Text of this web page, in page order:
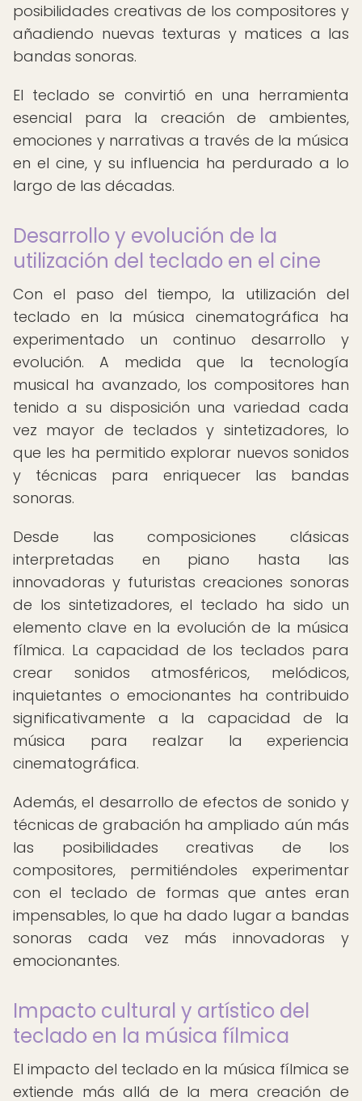
posibilidades creativas de los compositores y
añadiendo nuevas texturas y matices a las
bandas sonoras.
El teclado se convirtió en una herramienta
esencial para la creación de ambientes,
emociones y narrativas a través de la música
en el cine, y su influencia ha perdurado a lo
largo de las décadas.
Desarrollo y evolución de la
utilización del teclado en el cine
Con el paso del tiempo, la utilización del
teclado en la música cinematográfica ha
experimentado un continuo desarrollo y
evolución. A medida que la tecnología
musical ha avanzado, los compositores han
tenido a su disposición una variedad cada
vez mayor de teclados y sintetizadores, lo
que les ha permitido explorar nuevos sonidos
y técnicas para enriquecer las bandas
sonoras.
Desde las composiciones clásicas
interpretadas en piano hasta las
innovadoras y futuristas creaciones sonoras
de los sintetizadores, el teclado ha sido un
elemento clave en la evolución de la música
fílmica. La capacidad de los teclados para
crear sonidos atmosféricos, melódicos,
inquietantes o emocionantes ha contribuido
significativamente a la capacidad de la
música para realzar la experiencia
cinematográfica.
Además, el desarrollo de efectos de sonido y
técnicas de grabación ha ampliado aún más
las posibilidades creativas de los
compositores, permitiéndoles experimentar
con el teclado de formas que antes eran
impensables, lo que ha dado lugar a bandas
sonoras cada vez más innovadoras y
emocionantes.
Impacto cultural y artístico del
teclado en la música fílmica
El impacto del teclado en la música fílmica se
extiende más allá de la mera creación de